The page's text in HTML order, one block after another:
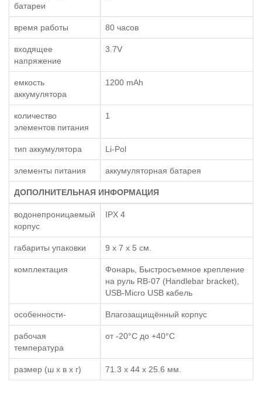
батареи
время работы 80 часов
входящее
напряжение
3.7V
емкость
аккумулятора
1200 mAh
количество
элементов питания
1
тип аккумулятора Li-Pol
элементы питания аккумуляторная батарея
ДОПОЛНИТЕЛЬНАЯ ИНФОРМАЦИЯ
водонепроницаемый
корпус
IPX 4
габариты упаковки 9 x 7 x 5 см.
комплектация
Фонарь, Быстросъемное крепление
на руль RB-07 (Handlebar bracket),
USB-Micro USB кабель
особенности- Влагозащищённый корпус
рабочая
температура
от -20°C до +40°C
размер (ш x в x г) 71.3 x 44 x 25.6 мм.